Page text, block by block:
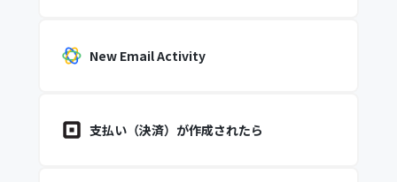
New Email Activity
支払い（決済）が作成されたら